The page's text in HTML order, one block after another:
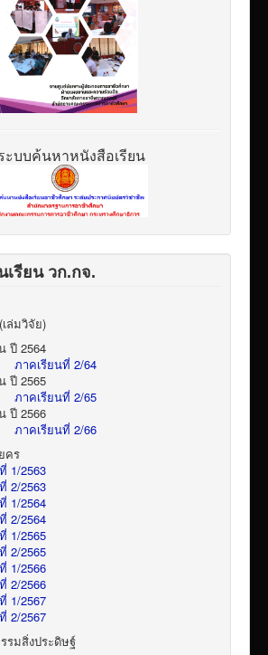
ะบบค้นหาหนังสือเรียน
เรียน วก.กจ.
ล่มวิจัย)
ปี 2564
ภาคเรียนที่ 2/64
ปี 2565
ภาคเรียนที่ 2/65
ปี 2566
ภาคเรียนที่ 2/66
คร
1/2563
2/2563
1/2564
2/2564
1/2565
2/2565
1/2566
2/2566
1/2567
2/2567
รมสิ่งประดิษฐ์